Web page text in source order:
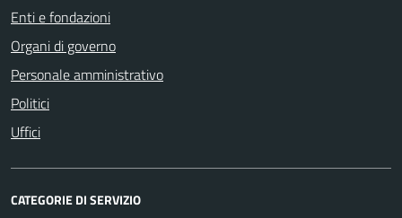
Enti e fondazioni
Organi di governo
Personale amministrativo
Politici
Uffici
CATEGORIE DI SERVIZIO